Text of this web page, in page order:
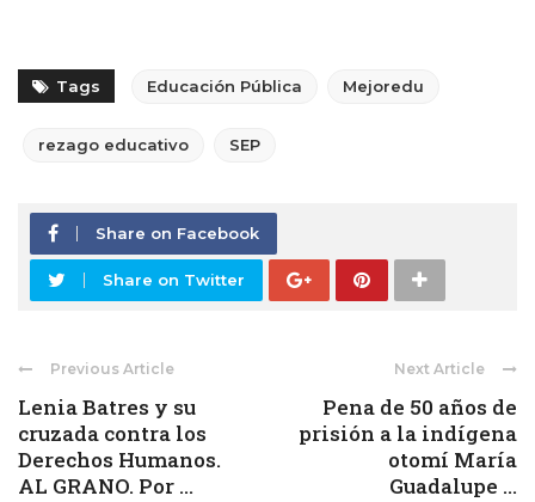
Tags Educación Pública Mejoredu
rezago educativo SEP
Share on Facebook
Share on Twitter
Previous Article
Lenia Batres y su
cruzada contra los
Derechos Humanos.
AL GRANO. Por ...
Next Article
Pena de 50 años de
prisión a la indígena
otomí María
Guadalupe ...